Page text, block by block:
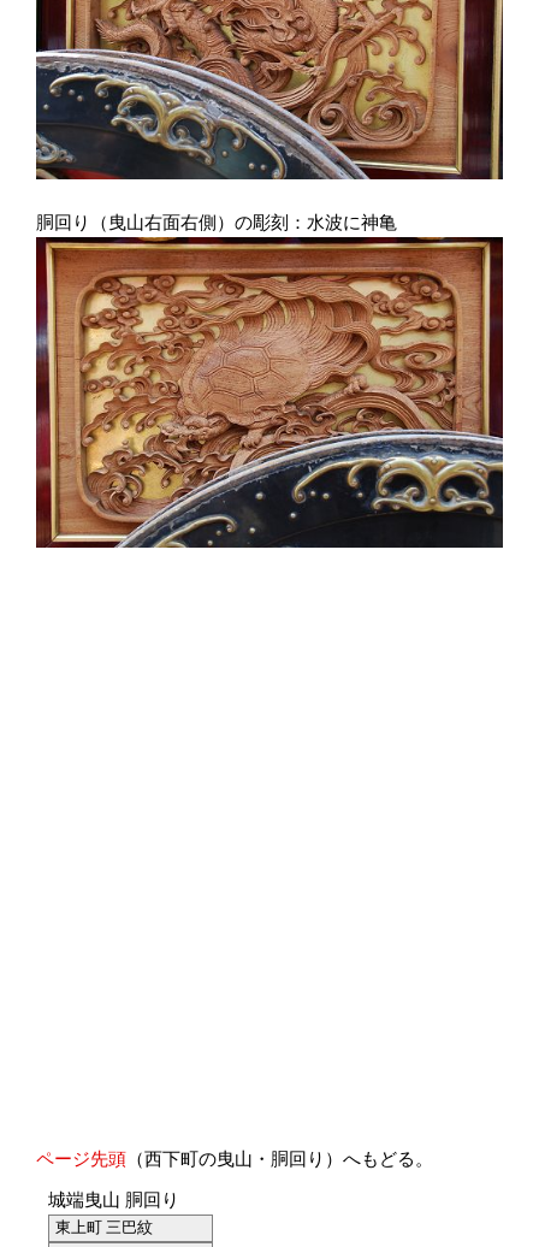
胴回り（曳山右面右側）の彫刻：水波に神亀
ページ先頭 （西下町の曳山・胴回り）へもどる。
城端曳山 胴回り
東上町 三巴紋